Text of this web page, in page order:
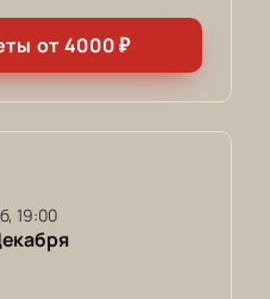
от 4000₽
сб, 19:00